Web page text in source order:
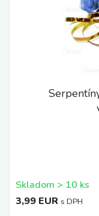
Skladom > 10 ks
3,99 EUR s DPH